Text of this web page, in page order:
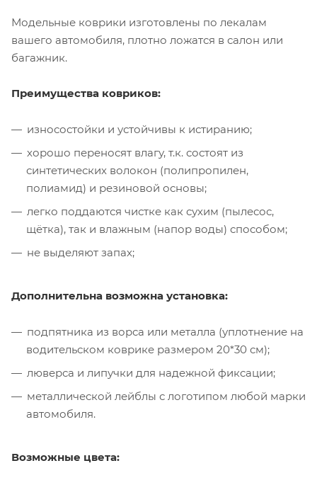
Модельные коврики изготовлены по лекалам
вашего автомобиля, плотно ложатся в салон или
багажник.
Преимущества ковриков:
износостойки и устойчивы к истиранию;
хорошо переносят влагу, т.к. состоят из
синтетических волокон (полипропилен,
полиамид) и резиновой основы;
легко поддаются чистке как сухим (пылесос,
щётка), так и влажным (напор воды) способом;
не выделяют запах;
Дополнительна возможна установка:
подпятника из ворса или металла (уплотнение на
водительском коврике размером 20*30 см);
люверса и липучки для надежной фиксации;
металлической лейблы с логотипом любой марки
автомобиля.
Возможные цвета: